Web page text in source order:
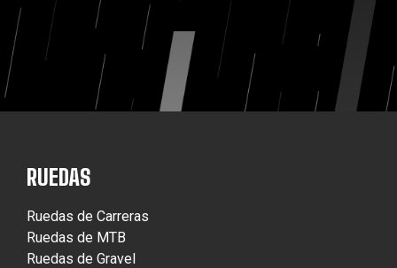
RUEDAS
Ruedas de Carreras
Ruedas de MTB
Ruedas de Gravel